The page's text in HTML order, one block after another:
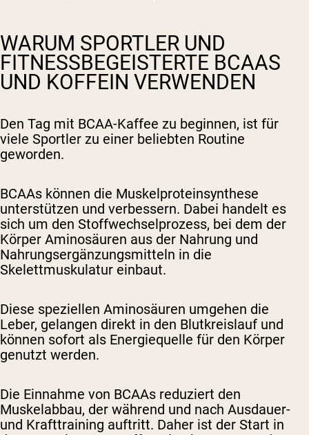
WARUM SPORTLER UND
FITNESSBEGEISTERTE BCAAS
UND KOFFEIN VERWENDEN
Den Tag mit BCAA-Kaffee zu beginnen, ist für
viele Sportler zu einer beliebten Routine
geworden.
BCAAs können die Muskelproteinsynthese
unterstützen und verbessern. Dabei handelt es
sich um den Stoffwechselprozess, bei dem der
Körper Aminosäuren aus der Nahrung und
Nahrungsergänzungsmitteln in die
Skelettmuskulatur einbaut.
Diese speziellen Aminosäuren umgehen die
Leber, gelangen direkt in den Blutkreislauf und
können sofort als Energiequelle für den Körper
genutzt werden.
Die Einnahme von BCAAs reduziert den
Muskelabbau, der während und nach Ausdauer-
und Krafttraining auftritt. Daher ist der Start in